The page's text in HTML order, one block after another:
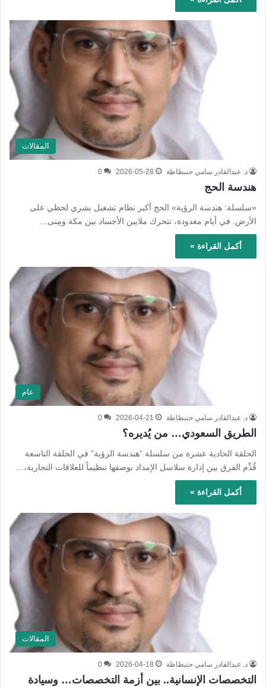
المقالات
د. عبدالقادر سامي حنبظاظة 2026-05-28
0
هندسة الحج
«سلسلة: هندسة الرؤية» الحج أكبر نظام تشغيل بشري لحظي على
الأرض. في أيام معدودة، تتحرك ملايين الأجساد بين مكة ومِنى…
أكمل القراءة »
عام
د. عبدالقادر سامي حنبظاظة 2026-04-21
0
الطريق السعودي… من يُديره؟
الحلقة الحادية عشرة من سلسلة “هندسة الرؤية” في الحلقة التاسعة
قُدِّم الفرق بين إدارة سلاسل الإمداد بوصفها تنظيماً للعلاقات التجارية،…
أكمل القراءة »
المقالات
د. عبدالقادر سامي حنبظاظة 2026-04-18
0
التخصصات الإنسانية.. بين أزمة التخصصات… وسيادة